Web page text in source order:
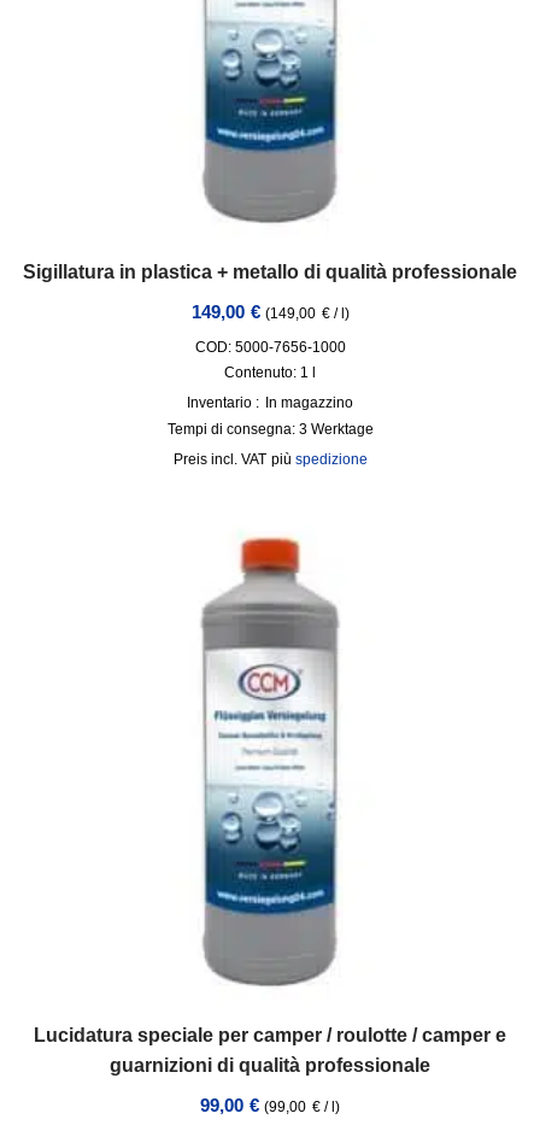
Sigillatura in plastica + metallo di qualità professionale
149,00 € (149,00 €/l)
COD: 5000-7656-1000
Contenuto: 1
Inventario : In magazzino
Tempi di consegna: 3 Werktage
incl. VAT più spedizione
Lucidatura speciale per camper / roulotte / camper e
guarnizioni di qualità professionale
99,00 € (99,00 € / )